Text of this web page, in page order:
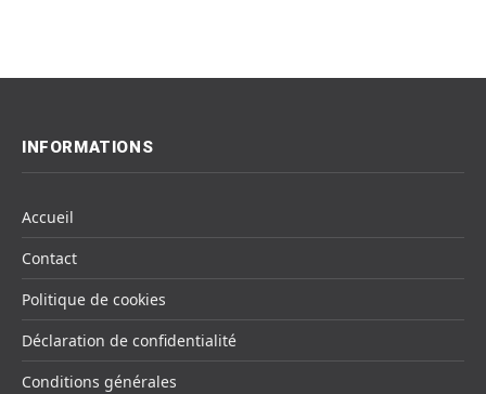
INFORMATIONS
Accueil
Contact
Politique de cookies
Déclaration de confidentialité
Conditions générales